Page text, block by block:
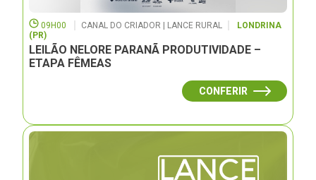
09H00 CANAL DO CRIADOR | LANCE RURAL
LONDRINA
(PR)
LEILÃO NELORE PARANÃ PRODUTIVIDADE –
ETAPA FÊMEAS
CONFERIR